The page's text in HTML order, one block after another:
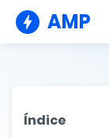
AMP
Índice